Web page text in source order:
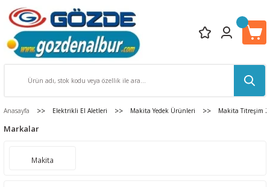
Anasayfa Elektrikli El Aletleri Makita Yedek Ürünleri Makita Titreşim
Markalar
Makita